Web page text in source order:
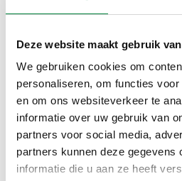
Deze website maakt gebruik
We gebruiken cookies om
personaliseren, om functies
en om ons websiteverkeer te
informatie over uw gebruik van
partners voor social media,
partners kunnen deze gegevens
informatie die u aan ze heeft
Bereikmaximale efficiëntie, tot